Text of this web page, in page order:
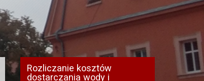
Rozliczanie kosztów
dostarczania wody i